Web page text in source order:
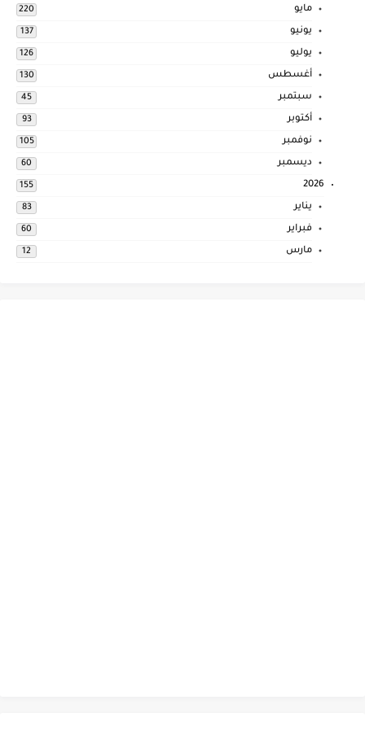
مايو 220
يونيو 137
يوليو 126
أغسطس 130
سبتمبر 45
أكتوبر 93
نوفمبر 105
ديسمبر 60
2026
155
يناير 83
فبراير 60
مارس 12